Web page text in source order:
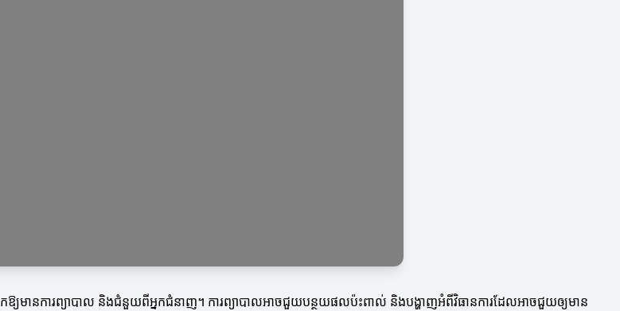
យមានការព្យាបាល និងជំនួយពីអ្នកជំនាញ។ ការព្យាបាលអាចជួយបន្ថយផលប៉ះពាល់ និងបង្ហាញអំពីវិធានការដែលអាចជួយឲ្យមាន